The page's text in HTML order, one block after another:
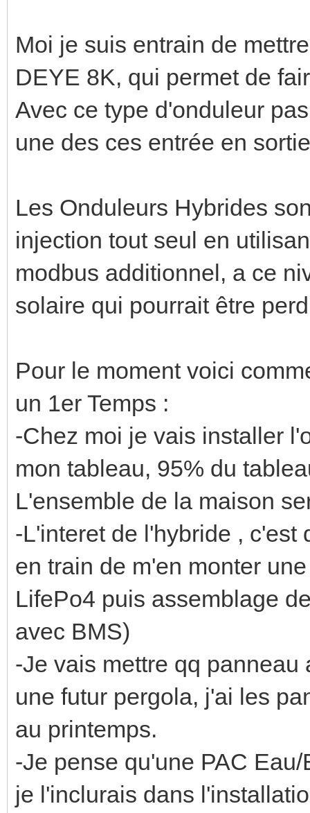
Moi je suis entrain de
DEYE 8K, qui permet de
Avec ce type d'onduleur
une des ces entrée en
Les Onduleurs Hybrides
injection tout seul en
modbus additionnel, a ce
solaire qui pourrait être
Pour le moment voici
un 1er Temps :
-Chez moi je vais installer
mon tableau, 95% du
L'ensemble de la maison
-L'interet de l'hybride , c'est
en train de m'en monter
LifePo4 puis assemblage
avec BMS)
-Je vais mettre qq
une futur pergola, j'ai les
au printemps.
-Je pense qu'une PAC
je l'inclurais dans